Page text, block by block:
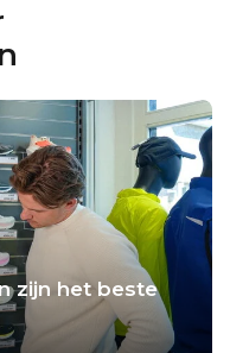
zijn het beste